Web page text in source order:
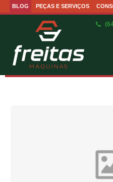
BLOG PEÇAS E SERVIÇOS